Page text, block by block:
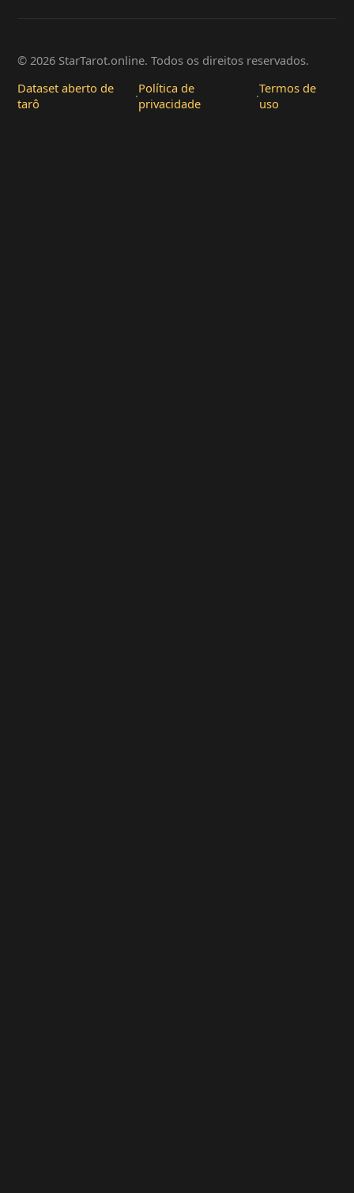
© 2026 StarTarot.online. Todos os direitos reservados.
Dataset aberto de
tarô
·Política de
privacidade
·Termos de
uso